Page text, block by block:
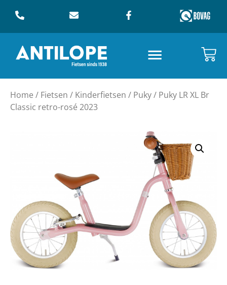
Home / Fietsen / Kinderfietsen / Puky/ Puky LR XL Br
Classic retro-rosé 2023